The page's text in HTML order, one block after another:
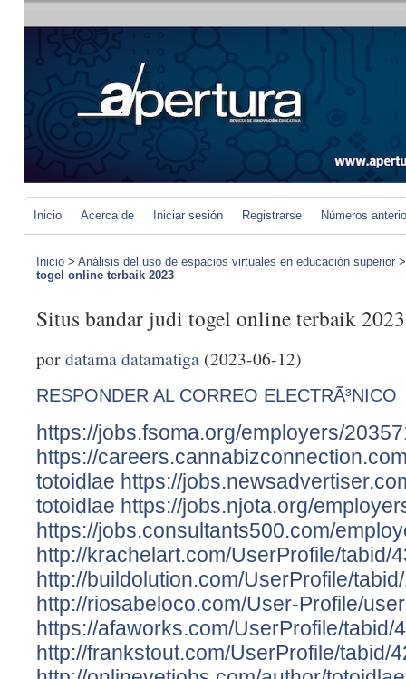
Inicio Acerca de Iniciar sesión Registrarse Números
Inicio > Análisis del uso de espacios virtuales en educación superior
togel online terbaik 2023
Situs bandar judi togel online terbaik 2023
pordatama datamatiga (2023-06-12)
RESPONDER AL CORREO ELECTRÃ³NICO
https://jobs.fsoma.org/employers/
https://
totoidlae https://
totoidlae https://jobs.njota.org/
https://jobs.consultants500.com/
http://krachelart.com/UserProfile/tabid/
http://buildolution.com/UserProfile/
http://riosabeloco.com/User-Profile/
https://afaworks.com/UserProfile/
http://frankstout.com/UserProfile/tabid/